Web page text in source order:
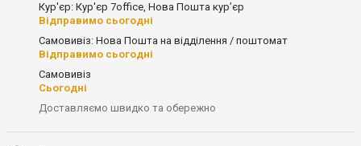
Кур'єр: Кур'єр 7office, Нова Пошта кур’єр
Відправимо сьогодні
Самовивіз: Нова Пошта на відділення / поштомат
Відправимо сьогодні
Самовивіз
Сьогодні
Доставляємо швидко та обережно